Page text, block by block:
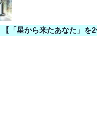
【「星から来たあなた」を2